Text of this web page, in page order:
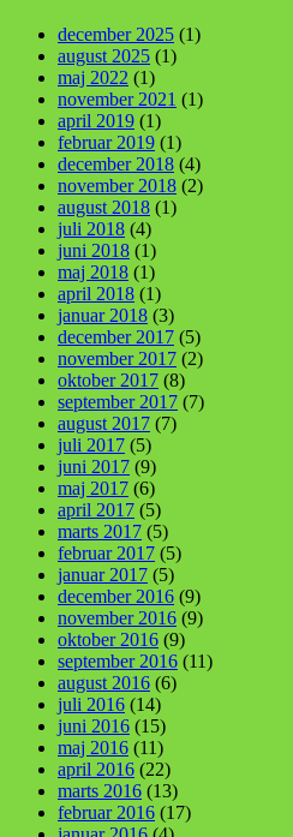
december 2025 (1)
august 2025 (1)
maj 2022 (1)
november 2021 (1)
april 2019 (1)
februar 2019 (1)
december 2018 (4)
november 2018 (2)
august 2018 (1)
juli 2018 (4)
juni 2018 (1)
maj 2018 (1)
april 2018 (1)
januar 2018 (3)
december 2017 (5)
november 2017 (2)
oktober 2017 (8)
september 2017 (7)
august 2017 (7)
juli 2017 (5)
juni 2017 (9)
maj 2017 (6)
april 2017 (5)
marts 2017 (5)
februar 2017 (5)
januar 2017 (5)
december 2016 (9)
november 2016 (9)
oktober 2016 (9)
september 2016 (11)
august 2016 (6)
juli 2016 (14)
juni 2016 (15)
maj 2016 (11)
april 2016 (22)
marts 2016 (13)
februar 2016 (17)